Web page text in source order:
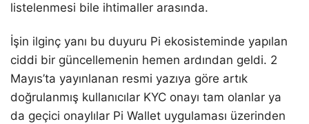
listelenmesi bile ihtimaller arasında.
İşin ilginç yanı bu duyuru Pi ekosisteminde yapılan
ciddi bir güncellemenin hemen ardından geldi. 2
Mayıs’ta yayınlanan resmi yazıya göre artık
doğrulanmış kullanıcılar KYC onayı tam olanlar ya
da geçici onaylılar Pi Wallet uygulaması üzerinden